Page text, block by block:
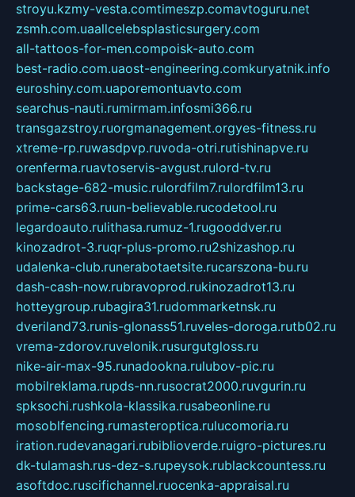
stroyu.kzmy-vesta.comtimeszp.comavtoguru.net
zsmh.com.uaallcelebsplasticsurgery.com
all-tattoos-for-men.compoisk-auto.com
best-radio.com.uaost-engineering.comkuryatnik.info
euroshiny.com.uaporemontuavto.com
searchus-nauti.rumirmam.infosmi366.ru
transgazstroy.ruorgmanagement.orgyes-fitness.ru
xtreme-rp.ruwasdpvp.ruvoda-otri.rutishinapve.ru
orenferma.ruavtoservis-avgust.rulord-tv.ru
backstage-682-music.rulordfilm7.rulordfilm13.ru
prime-cars63.ruun-believable.rucodetool.ru
legardoauto.rulithasa.rumuz-1.rugooddver.ru
kinozadrot-3.ruqr-plus-promo.ru2shizashop.ru
udalenka-club.runerabotaetsite.rucarszona-bu.ru
dash-cash-now.rubravoprod.rukinozadrot13.ru
hotteygroup.rubagira31.rudommarketnsk.ru
dveriland73.runis-glonass51.ruveles-doroga.rutb02.ru
vrema-zdorov.ruvelonik.rusurgutgloss.ru
nike-air-max-95.runadookna.rulubov-pic.ru
mobilreklama.rupds-nn.rusocrat2000.ruvgurin.ru
spksochi.rushkola-klassika.rusabeonline.ru
mosoblfencing.rumasteroptica.rulucomoria.ru
iration.rudevanagari.rubiblioverde.ruigro-pictures.ru
dk-tulamash.rus-dez-s.rupeysok.rublackcountess.ru
asoftdoc.ruscifichannel.ruocenka-appraisal.ru